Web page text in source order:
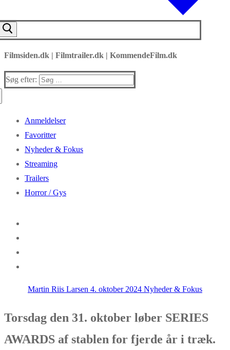
Filmsiden.dk | Filmtrailer.dk | KommendeFilm.dk
Søg efter:
Anmeldelser
Favoritter
Nyheder & Fokus
Streaming
Trailers
Horror / Gys
Martin Riis Larsen 4. oktober 2024 Nyheder & Fokus
Torsdag den 31. oktober løber SERIES
AWARDS af stablen for fjerde år i træk.